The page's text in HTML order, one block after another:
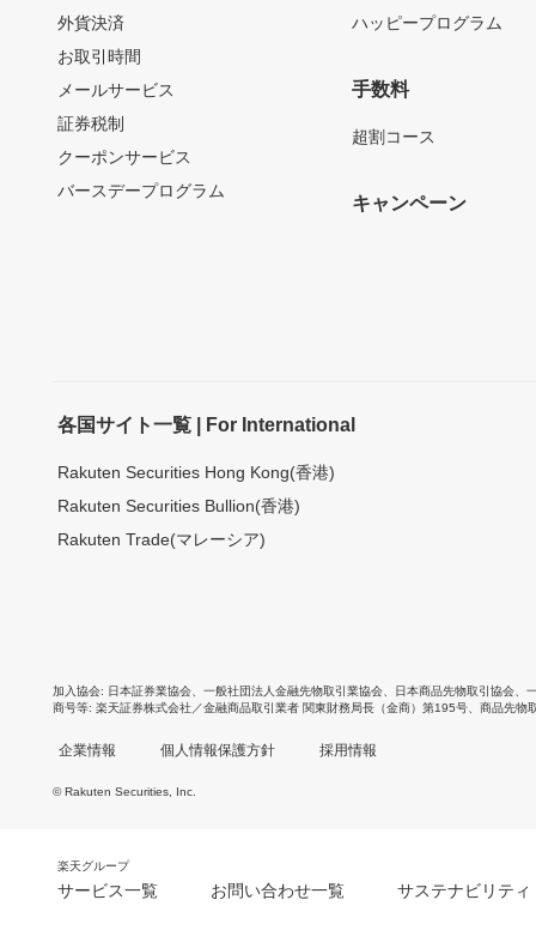
外貨決済
お取引時間
メールサービス
証券税制
クーポンサービス
バースデープログラム
ハッピープログラム
手数料
超割コース
キャンペーン
各国サイト一覧 | For International
Rakuten Securities Hong Kong(香港)
Rakuten Securities Bullion(香港)
Rakuten Trade(マレーシア)
加入協会 日本証券業協会 一般社団法人金融先物取引業協会 日本商品先物取引協会
商号等 楽天証券株式会社／金融商品取引業者 関東財務局長（金商）第195号、商品先物
企業情報 個人情報保護方針 採用情報
© Rakuten Securities, Inc.
楽天グループ
サービス一覧 お問い合わせ一覧 サステナビリティ